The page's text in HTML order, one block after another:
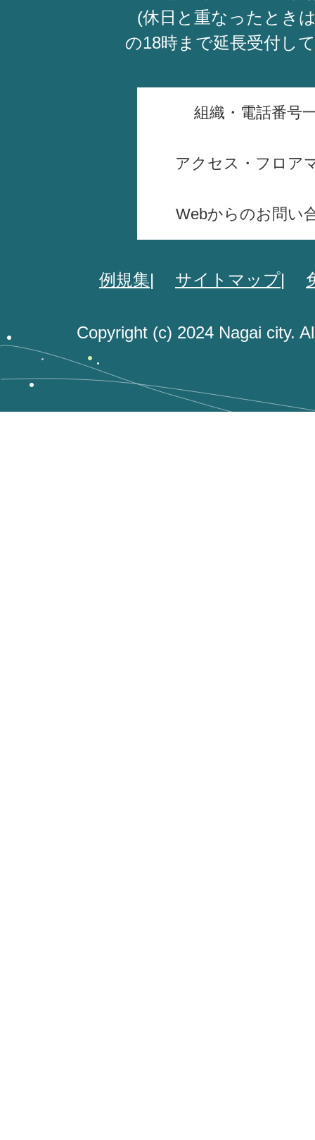
(休日と重なったとき
の18時まで延長受付し
組織・電話番号
アクセス・フロア
Webからのお問い
例規集 サイトマップ
Copyright (c) 2024 Nagai city.